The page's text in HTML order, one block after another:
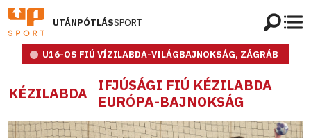
UTÁNPÓTLÁSSPORT
U16-OS FIÚ VÍZILABDA-VILÁGBAJNOKSÁG, ZÁGRÁB
KÉZILABDA IFJÚSÁGI FIÚ KÉZILABDA
EURÓPA-BAJNOKSÁG